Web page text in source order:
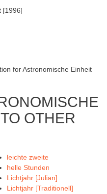
[1996]
for Astronomische Einheit
OTHER
leichte zweite
helle Stunden
Lichtjahr [Julian]
Lichtjahr [Traditionell]